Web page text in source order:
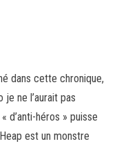
dans cette chronique,
ne l’aurait pas
d’anti-héros » puisse
est un monstre